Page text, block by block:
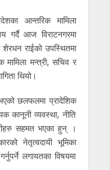
आन्तरिक मामिला
गर्दै आज विराटनगरमा
राईको उपस्थितमा
मन्त्री, सचिव र
थियो।
छलफलमा प्रादेशिक
कानूनी व्यवस्था, नीति
सहमत भएका हुन् ।
नेतृत्वदायी भूमिका
लगायतका विषयमा